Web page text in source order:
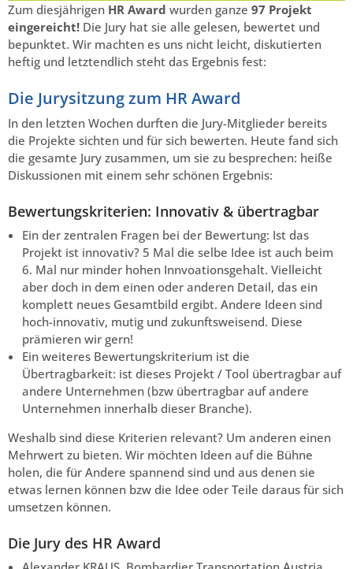
Zum diesjährigen HR Award wurden ganze 97 Projekt
eingereicht! Die Jury hat sie alle gelesen, bewertet und
bepunktet. Wir machten es uns nicht leicht, diskutierten
heftig und letztendlich steht das Ergebnis fest:
Die Jurysitzung zum HR Award
In den letzten Wochen durften die Jury-Mitglieder bereits
die Projekte sichten und für sich bewerten. Heute fand sich
die gesamte Jury zusammen, um sie zu besprechen: heiße
Diskussionen mit einem sehr schönen Ergebnis:
Bewertungskriterien: Innovativ & übertragbar
Ein der zentralen Fragen bei der Bewertung: Ist das
Projekt ist innovativ? 5 Mal die selbe Idee ist auch beim
6. Mal nur minder hohen Innvoationsgehalt. Vielleicht
aber doch in dem einen oder anderen Detail, das ein
komplett neues Gesamtbild ergibt. Andere Ideen sind
hoch-innovativ, mutig und zukunftsweisend. Diese
prämieren wir gern!
Ein weiteres Bewertungskriterium ist die
Übertragbarkeit: ist dieses Projekt / Tool übertragbar auf
andere Unternehmen (bzw übertragbar auf andere
Unternehmen innerhalb dieser Branche).
Weshalb sind diese Kriterien relevant? Um anderen einen
Mehrwert zu bieten. Wir möchten Ideen auf die Bühne
holen, die für Andere spannend sind und aus denen sie
etwas lernen können bzw die Idee oder Teile daraus für sich
umsetzen können.
Die Jury des HR Award